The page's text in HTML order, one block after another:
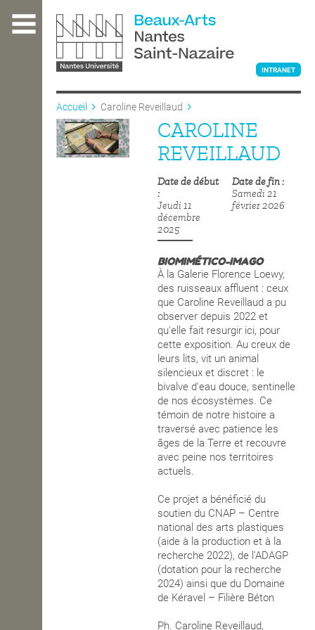
contenu
L'ÉCOLE
INTRANET
Accueil Caroline Reveillaud
CAROLINE
REVEILLAUD
Date de début
Jeudi 11
décembre
2025
Date de fin
Samedi 21
février 2026
BIOMIMÉTICO-IMAGO
À la Galerie Florence Loewy,
des ruisseaux affluent : ceux
que Caroline Reveillaud a pu
observer depuis 2022 et
qu'elle fait resurgir ici, pour
cette exposition. Au creux de
leurs lits, vit un animal
silencieux et discret : le
bivalve d'eau douce, sentinelle
de nos écosystèmes. Ce
témoin de notre histoire a
traversé avec patience les
âges de la Terre et recouvre
avec peine nos territoires
actuels.
Ce projet a bénéficié du
soutien du CNAP – Centre
national des arts plastiques
(aide à la production et à la
recherche 2022), de l'ADAGP
(dotation pour la recherche
2024) ainsi que du Domaine
de Kéravel – Filière Béton
Ph. Caroline Reveillaud,